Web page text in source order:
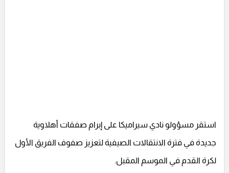
استقر مسؤولو نادي سيراميكا على إبرام صفقات أهلاوية
جديدة في فترة الانتقالات الصيفية لتعزيز صفوف الفريق الأول
لكرة القدم في الموسم المقبل.